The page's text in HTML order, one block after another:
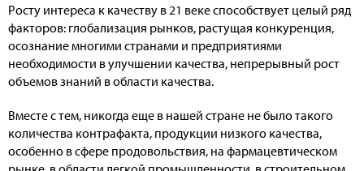
Росту интереса к качеству в 21 веке способствует целый ряд
факторов: глобализация рынков, растущая конкуренция,
осознание многими странами и предприятиями
необходимости в улучшении качества, непрерывный рост
объемов знаний в области качества.
Вместе с тем, никогда еще в нашей стране не было такого
количества контрафакта, продукции низкого качества,
особенно в сфере продовольствия, на фармацевтическом